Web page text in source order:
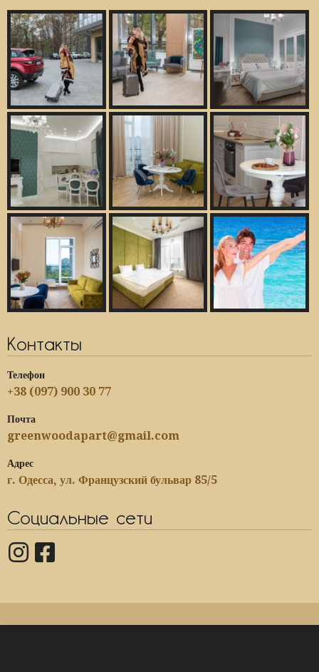
Контакты
Телефон
+38 (097) 900 30 77
Почта
greenwoodapart@gmail.com
Адрес
г. Одесса, ул. Французский бульвар 85/5
Социальные сети